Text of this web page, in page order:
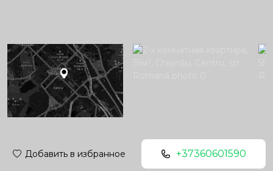
Добавить в избранное +37360601590